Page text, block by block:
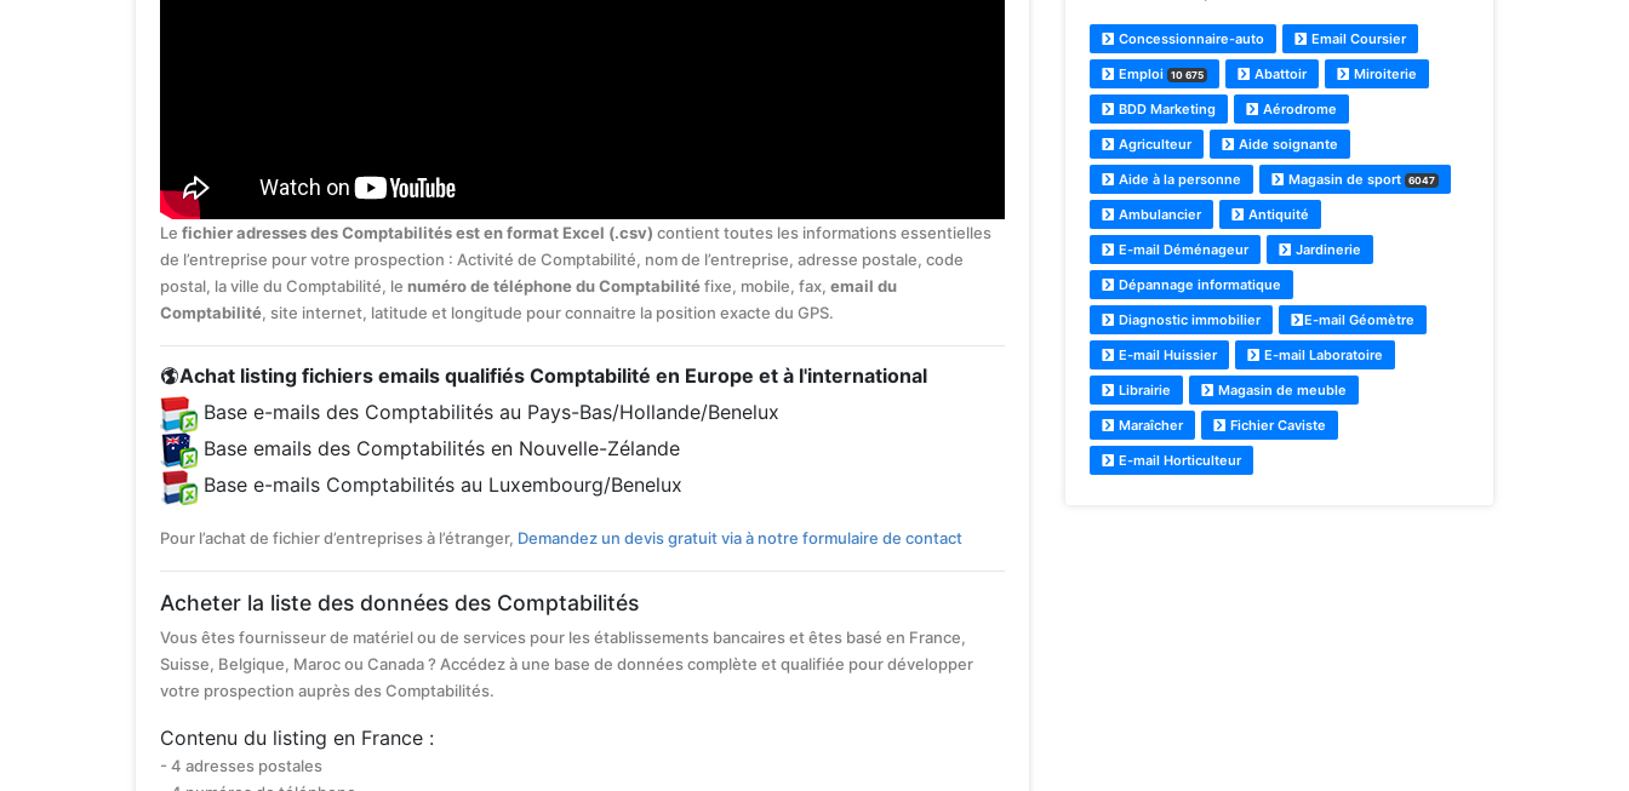
Le fichier adresses des Comptabilités est en format Excel (.csv) contient toutes les informations essentielles
de l’entreprise pour votre prospection : Activité de Comptabilité, nom de l’entreprise, adresse postale, code
postal, la ville du Comptabilité, le numéro de téléphone du Comptabilitéfixe, mobile, fax, email du
Comptabilité, site internet, latitude et longitude pour connaitre la position exacte du GPS.
Achat listing fichiers emails qualifiés Comptabilité en Europe et à l'international
Base e-mails des Comptabilités au Pays-Bas/Hollande/Benelux
Base emails des Comptabilités en Nouvelle-Zélande
Base e-mails Comptabilités au Luxembourg/Benelux
Pour l’achat de fichier d’entreprises à l’étranger, Demandez un devis gratuit via à notre formulaire de contact
Acheter la liste des données des Comptabilités
Vous êtes fournisseur de matériel ou de services pour les établissements bancaires et êtes basé en France,
Suisse, Belgique, Maroc ou Canada ? Accédez à une base de données complète et qualifiée pour développer
votre prospection auprès des Comptabilités.
Contenu du listing en France :
- 4 adresses postales
Concessionnaire-auto Email Coursier
Emploi 10 675 Abattoir Miroiterie
BDD Marketing Aérodrome
Agriculteur Aide soignante
Aide à la personne Magasin de sport 6047
Ambulancier Antiquité
E-mail Déménageur Jardinerie
Dépannage informatique
Diagnostic immobilier E-mail Géomètre
E-mail Huissier E-mail Laboratoire
Librairie Magasin de meuble
Maraîcher Fichier Caviste
E-mail Horticulteur